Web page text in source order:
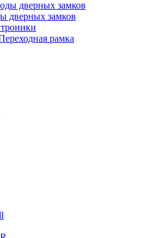
дверных замков
рамка